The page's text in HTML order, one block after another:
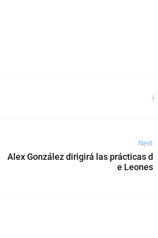
Next
Alex González dirigirá las prácticas d
e Leones